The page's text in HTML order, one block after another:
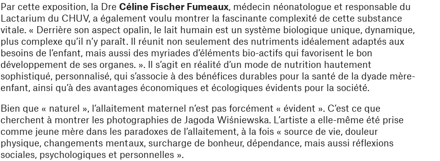
Par cette exposition, la Dre Céline Fischer Fumeaux, médecin néonatologue et responsable du
Lactarium du CHUV, a également voulu montrer la fascinante complexité de cette substance
vitale. « Derrière son aspect opalin, le lait humain est un système biologique unique, dynamique,
plus complexe qu’il n’y paraît. Il réunit non seulement des nutriments idéalement adaptés aux
besoins de l’enfant, mais aussi des myriades d’éléments bio-actifs qui favorisent le bon
développement de ses organes. ». Il s’agit en réalité d’un mode de nutrition hautement
sophistiqué, personnalisé, qui s’associe à des bénéfices durables pour la santé de la dyade mère-
enfant, ainsi qu’à des avantages économiques et écologiques évidents pour la société.
Bien que « naturel », l’allaitement maternel n’est pas forcément « évident ». C’est ce que
cherchent à montrer les photographies de Jagoda Wiśniewska. L’artiste a elle-même été prise
comme jeune mère dans les paradoxes de l’allaitement, à la fois « source de vie, douleur
physique, changements mentaux, surcharge de bonheur, dépendance, mais aussi réflexions
sociales, psychologiques et personnelles ».